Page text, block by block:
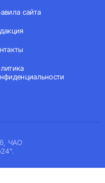
ЧАО
сайта